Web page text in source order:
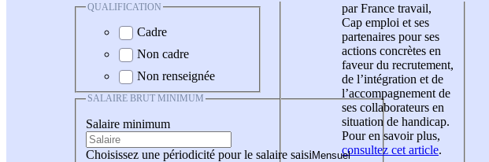
QUALIFICATION
Cadre
Non cadre
Non renseignée
SALAIRE BRUT MINIMUM
Salaire minimum
Choisissez une périodicité pour le salaire saisi
par France travail,
Cap emploi et ses
partenaires pour ses
actions concrètes en
faveur du recrutement,
de l’intégration et de
l’accompagnement de
ses collaborateurs en
situation de handicap.
Pour en savoir plus,
consultez cet article.